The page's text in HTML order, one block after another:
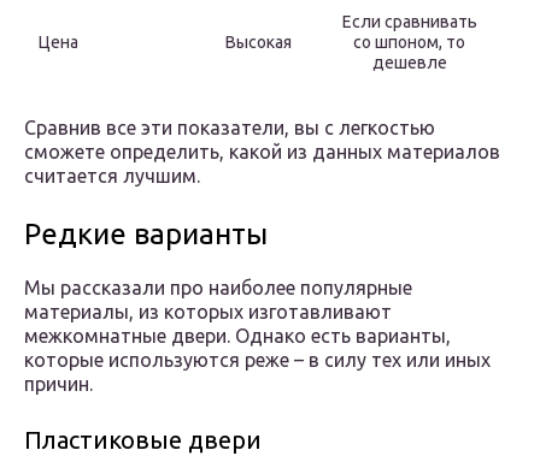
Цена Высокая
Если сравнивать
со шпоном, то
дешевле
Сравнив все эти показатели, вы с легкостью
сможете определить, какой из данных материалов
считается лучшим.
Редкие варианты
Мы рассказали про наиболее популярные
материалы, из которых изготавливают
межкомнатные двери. Однако есть варианты,
которые используются реже – в силу тех или иных
причин.
Пластиковые двери